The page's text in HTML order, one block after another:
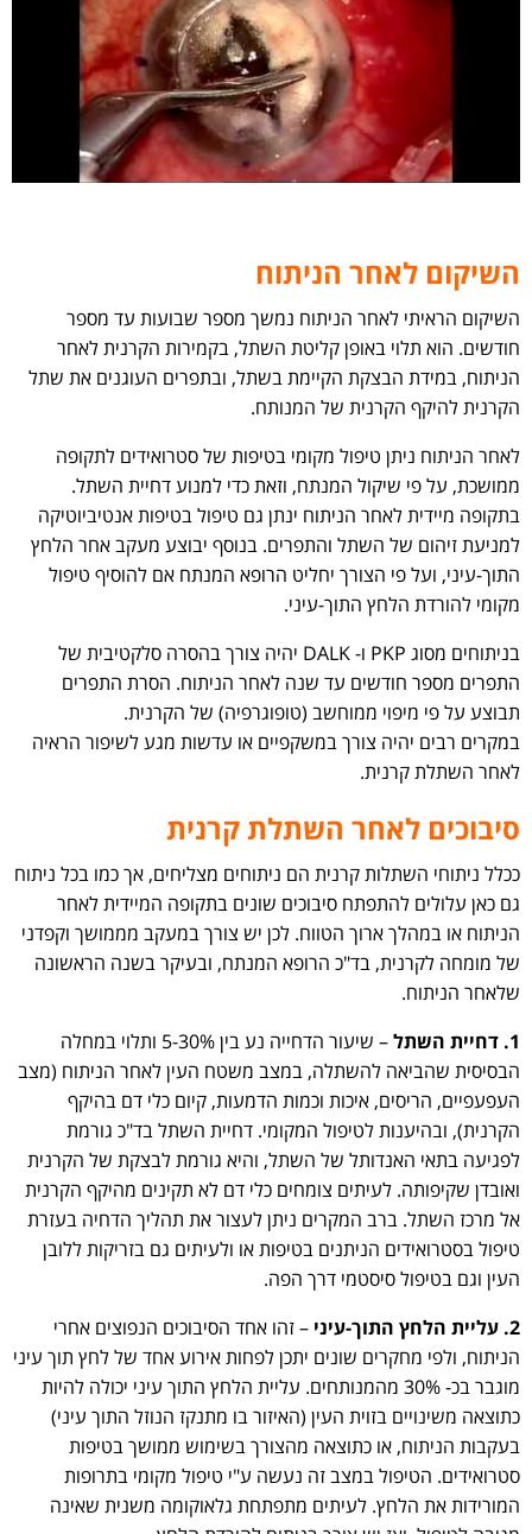
השיקום לאחר הניתוח
השיקום הראיתי לאחר הניתוח נמשך מספר שבועות עד מספר
חודשים. הוא תלוי באופן קליטת השתל, בקמירות הקרנית לאחר
הניתוח, במידת הבצקת הקיימת בשתל, ובתפרים העוגנים את שתל
הקרנית להיקף הקרנית של המנותח.
לאחר הניתוח ניתן טיפול מקומי בטיפות של סטרואידים לתקופה
ממושכת, על פי שיקול המנתח, וזאת כדי למנוע דחיית השתל.
בתקופה מיידית לאחר הניתוח ינתן גם טיפול בטיפות אנטיביוטיקה
למניעת זיהום של השתל והתפרים. בנוסף יבוצע מעקב אחר הלחץ
התוך-עיני, ועל פי הצורך יחליט הרופא המנתח אם להוסיף טיפול
מקומי להורדת הלחץ התוך-עיני.
בניתוחים מסוג PKP ו- DALK יהיה צורך בהסרה סלקטיבית של
התפרים מספר חודשים עד שנה לאחר הניתוח. הסרת התפרים
תבוצע על פי מיפוי ממוחשב (טופוגרפיה) של הקרנית.
במקרים רבים יהיה צורך במשקפיים או עדשות מגע לשיפור הראיה
לאחר השתלת קרנית.
סיבוכים לאחר השתלת קרנית
ככלל ניתוחי השתלות קרנית הם ניתוחים מצליחים, אך כמו בכל ניתוח
גם כאן עלולים להתפתח סיבוכים שונים בתקופה המיידית לאחר
הניתוח או במהלך ארוך הטווח. לכן יש צורך במעקב מממושך וקפדני
של מומחה לקרנית, בד"כ הרופא המנתח, ובעיקר בשנה הראשונה
שלאחר הניתוח.
1. דחיית השתל
– שיעור הדחייה נע בין 5-30% ותלוי במחלה
הבסיסית שהביאה להשתלה, במצב משטח העין לאחר הניתוח (מצב
העפעפיים, הריסים, איכות וכמות הדמעות, קיום כלי דם בהיקף
הקרנית), ובהיענות לטיפול המקומי. דחיית השתל בד"כ גורמת
לפגיעה בתאי האנדותל של השתל, והיא גורמת לבצקת של הקרנית
ואובדן שקיפותה. לעיתים צומחים כלי דם לא תקינים מהיקף הקרנית
אל מרכז השתל. ברב המקרים ניתן לעצור את תהליך הדחיה בעזרת
טיפול בסטרואידים הניתנים בטיפות או ולעיתים גם בזריקות ללובן
העין וגם בטיפול סיסטמי דרך הפה.
2. עליית הלחץ התוך-עיני
– זהו אחד הסיבוכים הנפוצים אחרי
הניתוח, ולפי מחקרים שונים יתכן לפחות אירוע אחד של לחץ תוך עיני
מוגבר בכ- 30% מהמנותחים. עליית הלחץ התוך עיני יכולה להיות
כתוצאה משינויים בזוית העין (האיזור בו מתנקז הנוזל התוך עיני)
בעקבות הניתוח, או כתוצאה מהצורך בשימוש ממושך בטיפות
סטרואידים. הטיפול במצב זה נעשה ע"י טיפול מקומי בתרופות
המורידות את הלחץ. לעיתים מתפתחת גלאוקומה משנית שאינה